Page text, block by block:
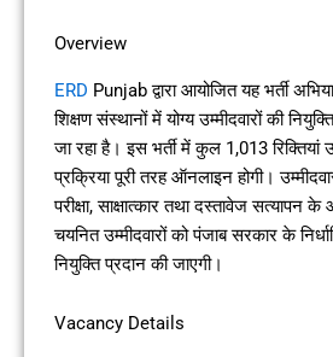
Overview
ERD Punjab द्वारा आयोजित यह भर्ती
शिक्षण संस्थानों में योग्य उम्मीदवारों की
जा रहा है। इस भर्ती में कुल 1,013
प्रक्रिया पूरी तरह ऑनलाइन होगी।
परीक्षा, साक्षात्कार तथा दस्तावेज सत्यापन
चयनित उम्मीदवारों को पंजाब सरकार के
नियुक्ति प्रदान की जाएगी।
Vacancy Details